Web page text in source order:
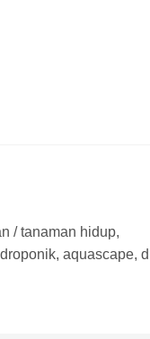
/ tanaman hidup,
aquascape, dll